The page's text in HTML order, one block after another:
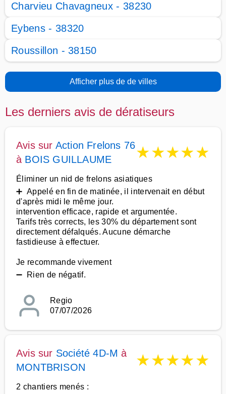
Charvieu Chavagneux - 38230
Eybens - 38320
Roussillon - 38150
Afficher plus de de villes
Les derniers avis de dératiseurs
Avis sur Action Frelons 76
à BOIS GUILLAUME ★★★★★
Éliminer un nid de frelons asiatiques
➕ Appelé en fin de matinée, il intervenait en début
d'après midi le même jour.
intervention efficace, rapide et argumentée.
Tarifs très corrects, les 30% du département sont
directement défalqués. Aucune démarche
fastidieuse à effectuer.
Je recommande vivement
➖ Rien de négatif.
Regio
07/07/2026
Avis sur Société 4D-M à
MONTBRISON
★★★★★
2 chantiers menés :